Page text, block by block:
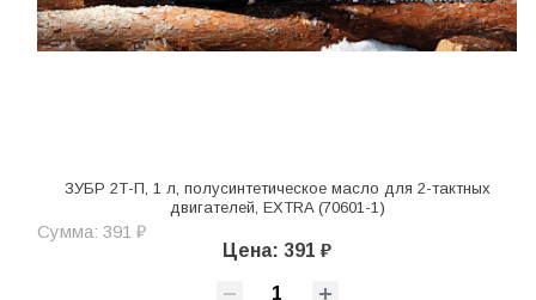
ЗУБР 2Т-П, 1 л, полусинтетическое масло для 2-тактных
двигателей, EXTRA (70601-1)
Сумма: 391 ₽
Цена: 391 ₽